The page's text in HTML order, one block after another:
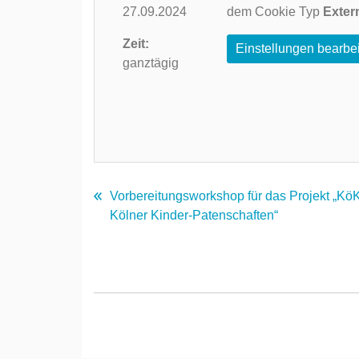
27.09.2024
Zeit:
ganztägig
dem Cookie Typ
Einstellungen
Vorbereitungsworkshop für das Projekt
Kölner Kinder-Patenschaften“